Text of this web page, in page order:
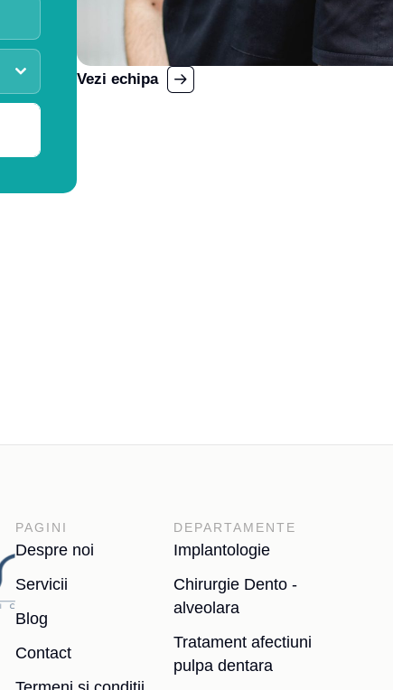
Vezi echipa
PAGINI
Despre noi
Servicii
Blog
Contact
DEPARTAMENTE
Implantologie
Chirurgie Dento -
alveolara
Tratament afectiuni
pulpa dentara